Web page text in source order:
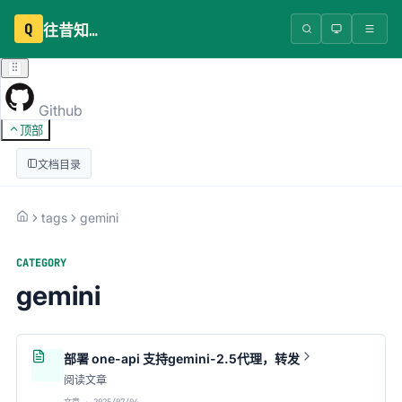
Q 往昔知识库
Github
顶部
文档目录
tags gemini
CATEGORY
gemini
部署 one-api 支持gemini-2.5代理，转发
阅读文章